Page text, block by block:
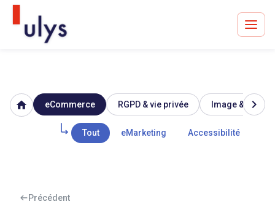
Avocats à Paris & Bruxelles
Leader en droit de l'innovation depuis 30 ans
home eCommerce RGPD & vie privée Image &
Tout eMarketing Accessibilité
chevron_right
Précédent